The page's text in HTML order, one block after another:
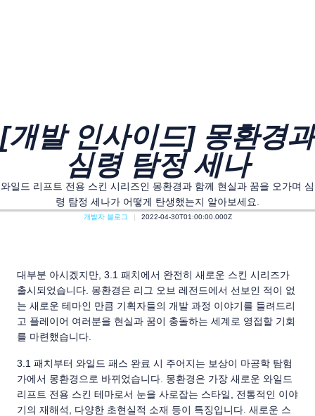
[개발 인사이드] 몽환경과
심령 탐정 세나
와일드 리프트 전용 스킨 시리즈인 몽환경과 함께 현실과 꿈을 오가며 심
령 탐정 세나가 어떻게 탄생했는지 알아보세요.
개발자 블로그 2022-04-30T01:00:00.000Z
대부분 아시겠지만, 3.1 패치에서 완전히 새로운 스킨 시리즈가
출시되었습니다. 몽환경은 리그 오브 레전드에서 선보인 적이 없
는 새로운 테마인 만큼 기획자들의 개발 과정 이야기를 들려드리
고 플레이어 여러분을 현실과 꿈이 충돌하는 세계로 영접할 기회
를 마련했습니다.
3.1 패치부터 와일드 패스 완료 시 주어지는 보상이 마공학 탐험
가에서 몽환경으로 바뀌었습니다. 몽환경은 가장 새로운 와일드
리프트 전용 스킨 테마로서 눈을 사로잡는 스타일, 전통적인 이야
기의 재해석, 다양한 초현실적 소재 등이 특징입니다. 새로운 스